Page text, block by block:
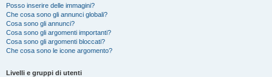
Posso inserire delle immagini?
Che cosa sono gli annunci globali?
Cosa sono gli annunci?
Cosa sono gli argomenti importanti?
Cosa sono gli argomenti bloccati?
Che cosa sono le icone argomento?
Livelli e gruppi di utenti